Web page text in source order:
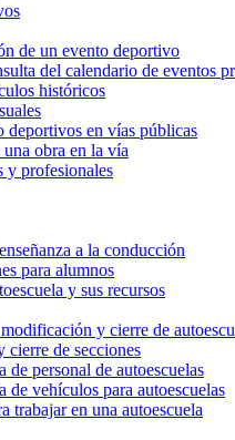
de un evento deportivo
del calendario de eventos
históricos
deportivos en vías públicas
obra en la vía
y profesionales
a la conducción
para alumnos
y sus recursos
y cierre de
cierre de secciones
de personal de autoescuelas
de vehículos para autoescuelas
trabajar en una autoescuela